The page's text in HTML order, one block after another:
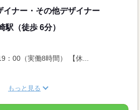
イナー・その他デザイナー
駅（徒歩 6分）
：00（実働8時間） 【休...
もっと見る